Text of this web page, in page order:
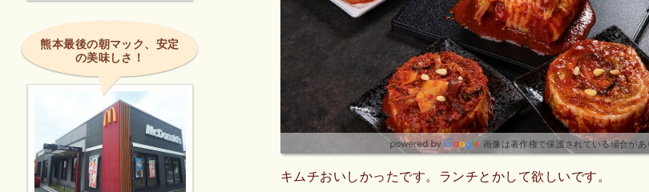
画像は著作権で保護されている場合があ
キムチおいしかったです。ランチとかして欲しいです。
熊本最後の朝マック、安定
の美味しさ！